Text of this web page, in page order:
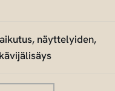
näyttelyiden,